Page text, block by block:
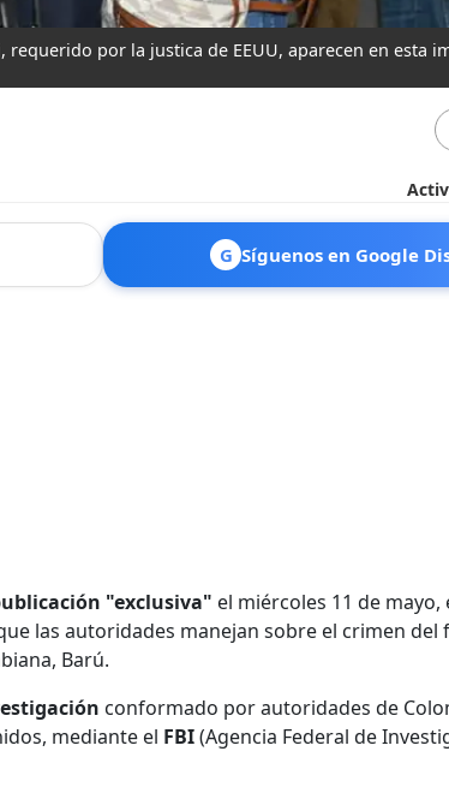
requerido por la justica de EEUU, aparecen en esta
G Síguenos en Google
"exclusiva" el miércoles 11 de mayo,
las autoridades manejan sobre el crimen del
Barú.
conformado por autoridades de
mediante el FBI(Agencia Federal de